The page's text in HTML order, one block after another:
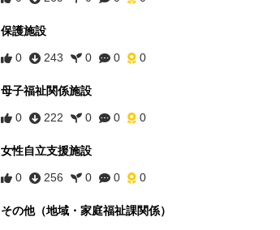
保護施設
0 243 0 0 0
母子福祉関係施設
0 222 0 0 0
女性自立支援施設
0 256 0 0 0
その他（地域・家庭福祉課関係）